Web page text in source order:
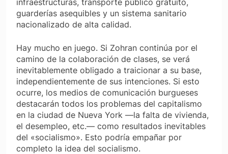
guarderías asequibles y un sistema sanitario
nacionalizado de alta calidad.
Hay mucho en juego. Si Zohran continúa por el
camino de la colaboración de clases, se verá
inevitablemente obligado a traicionar a su base,
independientemente de sus intenciones. Si esto
ocurre, los medios de comunicación burgueses
destacarán todos los problemas del capitalismo
en la ciudad de Nueva York —la falta de vivienda,
el desempleo, etc.— como resultados inevitables
del «socialismo». Esto podría empañar por
completo la idea del socialismo.